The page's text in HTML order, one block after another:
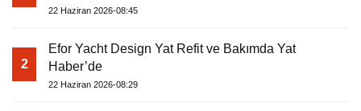
22 Haziran 2026-08:45
2
Efor Yacht Design Yat Refit ve Bakımda Yat
Haber’de
22 Haziran 2026-08:29